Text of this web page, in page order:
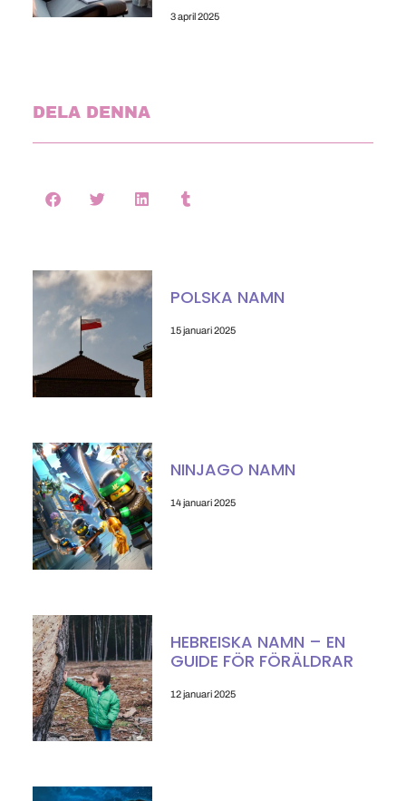
3 april 2025
DELA DENNA
POLSKA NAMN
15 januari 2025
NINJAGO NAMN
14 januari 2025
HEBREISKA NAMN – EN
GUIDE FÖR FÖRÄLDRAR
12 januari 2025